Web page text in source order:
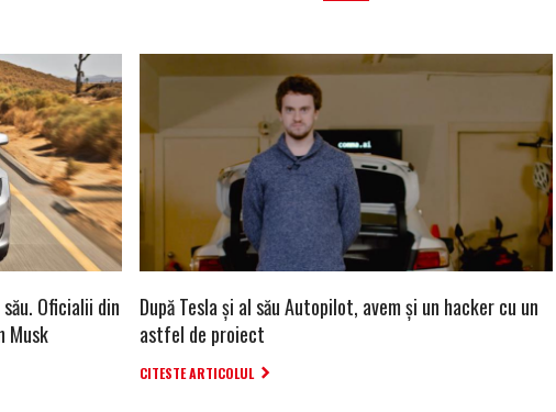
Oficialii din
Musk
După Tesla și al său Autopilot, avem și un hacker cu un
astfel de proiect
CITESTE ARTICOLUL